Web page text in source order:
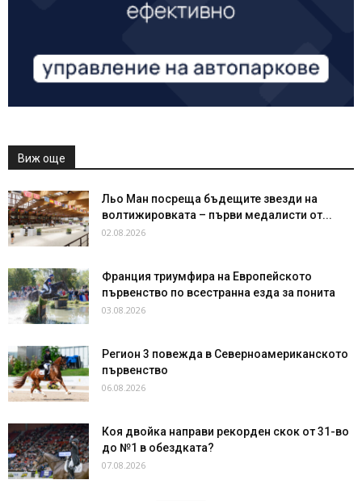
Виж още
Льо Ман посреща бъдещите звезди на
волтижировката – първи медалисти от...
02.08.2026
Франция триумфира на Европейското
първенство по всестранна езда за понита
03.08.2026
Регион 3 повежда в Северноамериканското
първенство
06.08.2026
Коя двойка направи рекорден скок от 31-во
до №1 в обездката?
07.08.2026